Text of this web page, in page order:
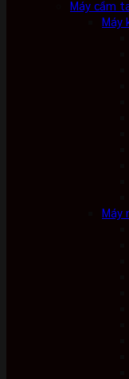
Máy cầm
Máy
Máy